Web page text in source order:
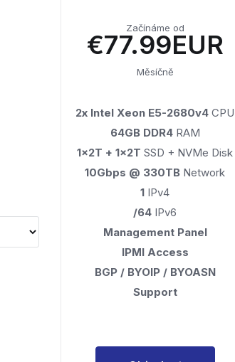
Začínáme od
€77.99EUR
Měsíčně
2x Intel Xeon E5-2680v4 CPU
64GB DDR4 RAM
1x2T + 1x2T SSD + NVMe Disk
10Gbps @ 330TB Network
1 IPv4
/64 IPv6
Management Panel
IPMI Access
BGP / BYOIP / BYOASN
Support